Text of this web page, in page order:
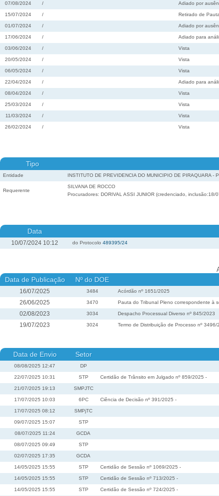
07/08/2024 / Adiado por
15/07/2024 / Retirado de
01/07/2024 / Adiado por
17/06/2024 / Adiado para
03/06/2024 / Vista
20/05/2024 / Vista
06/05/2024 / Vista
22/04/2024 / Adiado para
08/04/2024 / Vista
25/03/2024 / Vista
11/03/2024 / Vista
26/02/2024 / Vista
Tipo
Entidade INSTITUTO DE PREVIDENCIA DO MUNICIPIO DE PIRAQUARA -
Requerente
SILVANA DE ROCCO
Procuradores: DORIVAL ASSI JUNIOR (credenciado, inclusão:18/
Data
10/07/2024 10:12 do Protocolo 489395/24
Data de Publicação Nº do DOE
16/07/2025 3484 Acórdão nº 1651/2025
26/06/2025 3470 Pauta do Tribunal Pleno correspondente à
02/08/2023 3034 Despacho Processual Diverso nº 845/2023
19/07/2023 3024 Termo de Distribuição de Processo nº 3496/
Data de Envio Setor
08/08/2025 12:47 DP
22/07/2025 10:31 STP Certidão de Trânsito em Julgado nº 859/2025 -
21/07/2025 19:13 SMPJTC
17/07/2025 10:03 6PC Ciência de Decisão nº 391/2025 -
17/07/2025 08:12 SMPjTC
09/07/2025 15:07 STP
08/07/2025 11:24 GCDA
08/07/2025 09:49 STP
02/07/2025 17:35 GCDA
14/05/2025 15:55 STP Certidão de Sessão nº 1069/2025 -
14/05/2025 15:55 STP Certidão de Sessão nº 713/2025 -
14/05/2025 15:55 STP Certidão de Sessão nº 724/2025 -